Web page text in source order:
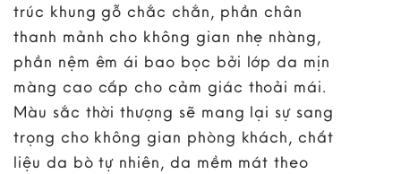
trúc khung gỗ chắc chắn, phần chân
thanh mảnh cho không gian nhẹ nhàng,
phần nệm êm ái bao bọc bởi lớp da mịn
màng cao cấp cho cảm giác thoải mái.
Màu sắc thời thượng sẽ mang lại sự sang
trọng cho không gian phòng khách, chất
liệu da bò tự nhiên, da mềm mát theo